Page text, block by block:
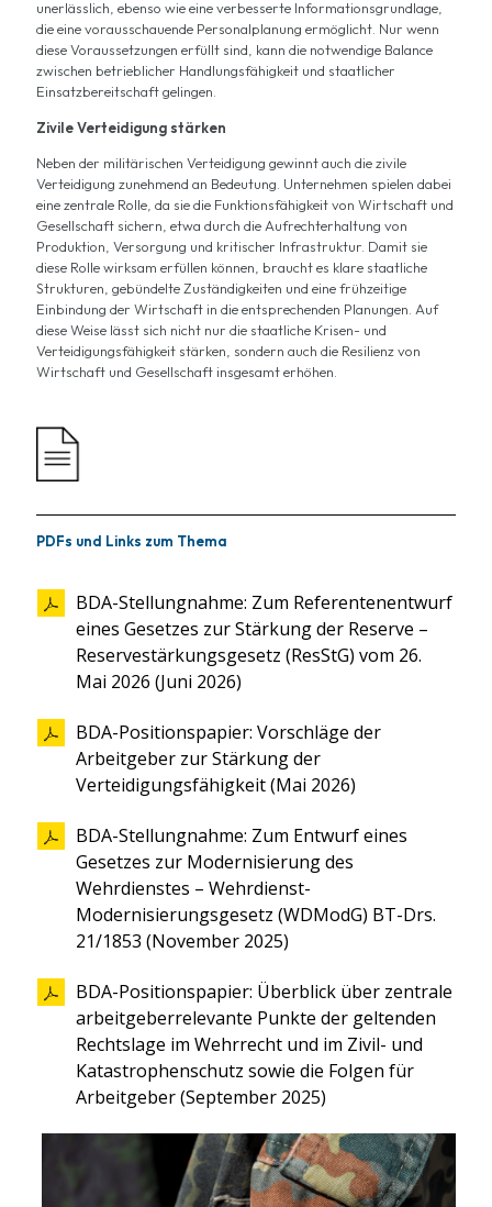
unerlässlich, ebenso wie eine verbesserte Informationsgrundlage,
die eine vorausschauende Personalplanung ermöglicht. Nur wenn
diese Voraussetzungen erfüllt sind, kann die notwendige Balance
zwischen betrieblicher Handlungsfähigkeit und staatlicher
Einsatzbereitschaft gelingen.
Zivile Verteidigung stärken
Neben der militärischen Verteidigung gewinnt auch die zivile
Verteidigung zunehmend an Bedeutung. Unternehmen spielen dabei
eine zentrale Rolle, da sie die Funktionsfähigkeit von Wirtschaft und
Gesellschaft sichern, etwa durch die Aufrechterhaltung von
Produktion, Versorgung und kritischer Infrastruktur. Damit sie
diese Rolle wirksam erfüllen können, braucht es klare staatliche
Strukturen, gebündelte Zuständigkeiten und eine frühzeitige
Einbindung der Wirtschaft in die entsprechenden Planungen. Auf
diese Weise lässt sich nicht nur die staatliche Krisen- und
Verteidigungsfähigkeit stärken, sondern auch die Resilienz von
Wirtschaft und Gesellschaft insgesamt erhöhen.
PDFs und Links zum Thema
BDA-Stellungnahme: Zum Referentenentwurf
eines Gesetzes zur Stärkung der Reserve –
Reserve­stärkungs­gesetz (ResStG) vom 26.
Mai 2026 (Juni 2026)
BDA-Positionspapier: Vorschläge der
Arbeitgeber zur Stärkung der
Verteidigungsfähigkeit (Mai 2026)
BDA-Stellungnahme: Zum Entwurf eines
Gesetzes zur Modernisierung des
Wehrdienstes – Wehrdienst-
Modernisierungsgesetz (WDModG) BT-Drs.
21/1853 (November 2025)
BDA-Positionspapier: Überblick über zentrale
arbeitgeber­relevante Punkte der geltenden
Rechtslage im Wehrrecht und im Zivil- und
Katastrophenschutz sowie die Folgen für
Arbeitgeber (September 2025)